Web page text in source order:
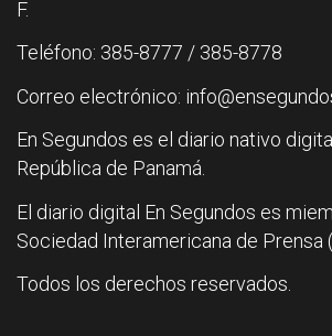
F.
Teléfono: 385-8777 / 385-8778
Correo electrónico:
En Segundos es el diario nativo
República de Panamá.
El diario digital En Segundos es
Sociedad Interamericana de Prensa
Todos los derechos reservados.